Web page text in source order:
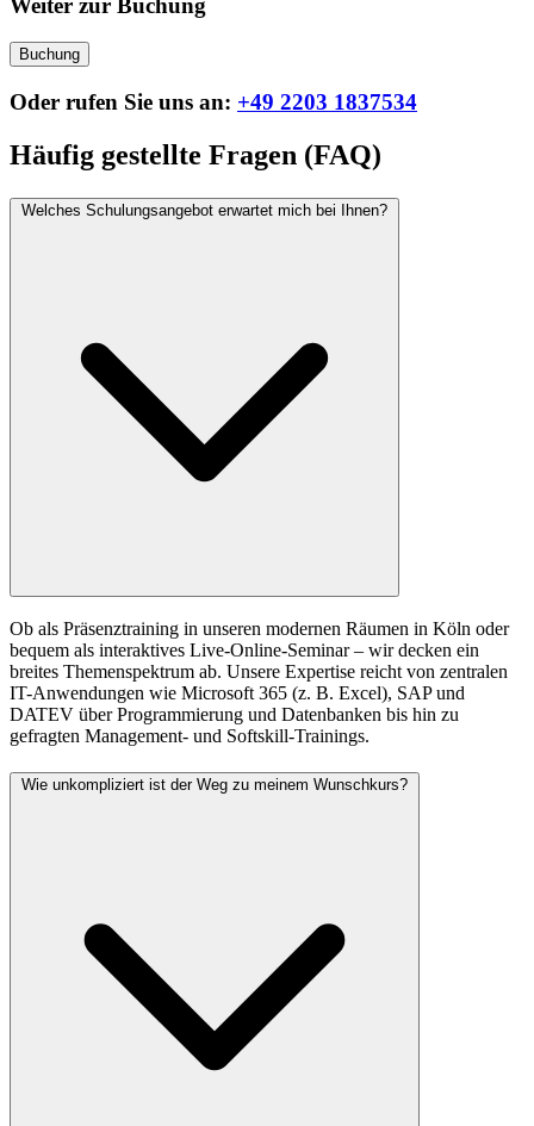
Weiter zur Buchung
Buchung
Oder rufen Sie uns an: +49 2203 1837534
Häufig gestellte Fragen (FAQ)
Welches Schulungsangebot erwartet mich bei Ihnen?
Ob als Präsenztraining in unseren modernen Räumen in Köln oder
bequem als interaktives Live-Online-Seminar – wir decken ein
breites Themenspektrum ab. Unsere Expertise reicht von zentralen
IT-Anwendungen wie Microsoft 365 (z. B. Excel), SAP und
DATEV über Programmierung und Datenbanken bis hin zu
gefragten Management- und Softskill-Trainings.
Wie unkompliziert ist der Weg zu meinem Wunschkurs?